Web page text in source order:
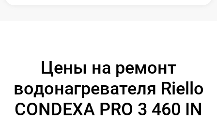
Цены на ремонт
водонагревателя Riello
CONDEXA PRO 3 460 IN